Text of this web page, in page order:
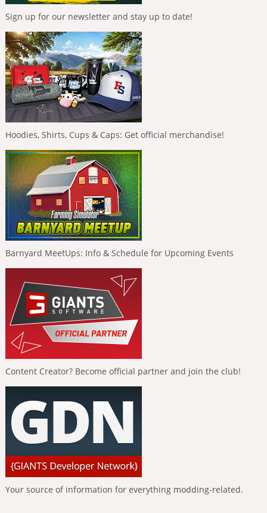
Sign up for our newsletter and stay up to date!
Hoodies, Shirts, Cups & Caps: Get official merchandise!
Barnyard MeetUps: Info & Schedule for Upcoming Events
Content Creator? Become official partner and join the club!
Your source of information for everything modding-related.